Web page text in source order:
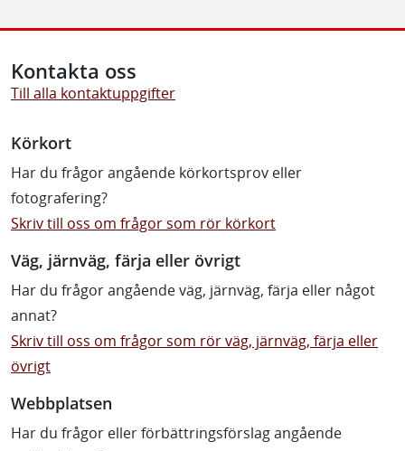
Kontakta oss
Till alla kontaktuppgifter
Körkort
Har du frågor angående körkortsprov eller
fotografering?
Skriv till oss om frågor som rör körkort
Väg, järnväg, färja eller övrigt
Har du frågor angående väg, järnväg, färja eller något
annat?
Skriv till oss om frågor som rör väg, järnväg, färja eller
övrigt
Webbplatsen
Har du frågor eller förbättringsförslag angående